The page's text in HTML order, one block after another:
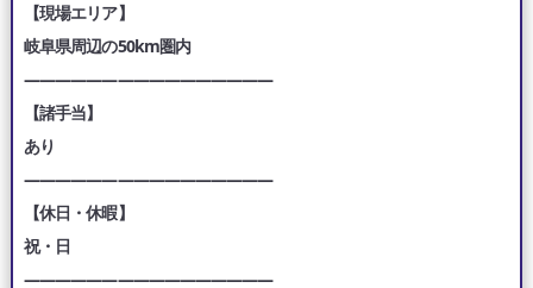
【現場エリア】
岐阜県周辺の50km圏内
————————————————
【諸手当】
あり
————————————————
【休日・休暇】
祝・日
————————————————